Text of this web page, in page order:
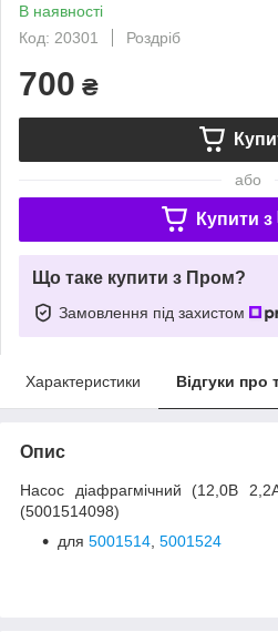
В наявності
Код: 20301
Роздріб
700 ₴
або
Купити з
Що таке купити з Пром?
Замовлення під захистом
Характеристики Відгуки про
Опис
Насос діафрагмічний (12,0В
(5001514098)
для 5001514 5001524